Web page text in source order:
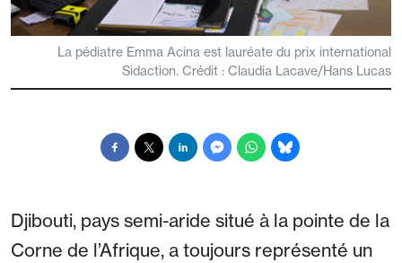
La pédiatre Emma Acina est lauréate du prix international
Sidaction. Crédit : Claudia Lacave/Hans Lucas
Djibouti, pays semi-aride situé à la pointe de la
Corne de l’Afrique, a toujours représenté un